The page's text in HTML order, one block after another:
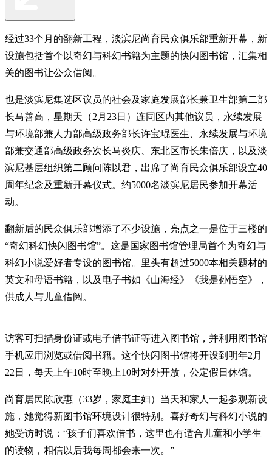
经过33个月的翻新工程，淡滨尼尚育民众俱乐部重新开幕，新
设施包括首个以奇幻与科幻书籍为主题的快闪图书馆，汇集相
关的图书让公众借阅。
也是淡滨尼集选区议员的社会及家庭发展部长兼卫生部第二部
长马善高，星期天（2月23日）连同区内其他议员，永续发展
与环境部兼人力部高级政务部长许宝琨医生、永续发展与环境
部兼交通部高级政务次长马炎庆、东北区市长朱倍庆，以及淡
滨尼基层组织第二顾问陈以君，出席了尚育民众俱乐部设立40
周年纪念及重新开幕仪式。约5000名淡滨尼居民参加开幕活
动。
翻新后的民众俱乐部增添了不少设施，亮点之一是位于三楼的
“奇幻科幻快闪图书馆”。这是国家图书馆管理局首个为奇幻与
科幻小说爱好者专设的图书馆。里头有超过5000本相关题材的
英文和母语书籍，以及电子书如《山海经》《我是孙悟空》，
供成人与儿童借阅。
访客可扫描身份证或电子借书证等进入图书馆，并利用图书馆
手机应用浏览或借阅书籍。这个快闪图书馆将开设到明年2月
22日，每天上午10时至晚上10时对外开放，公定假日休馆。
尚育居民陈欣惠（33岁，家庭主妇）当天和家人一起参观新设
施，她觉得新图书馆环境设计很特别。喜好奇幻与科幻小说的
她受访时说：“孩子们喜欢借书，这里也有适合儿童和小学生
的读物，相信以后我每周都会来一次。”